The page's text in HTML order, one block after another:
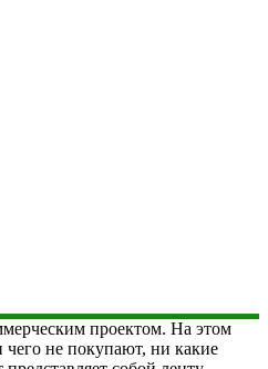
проектом. На этом
чего не покупают, ни какие